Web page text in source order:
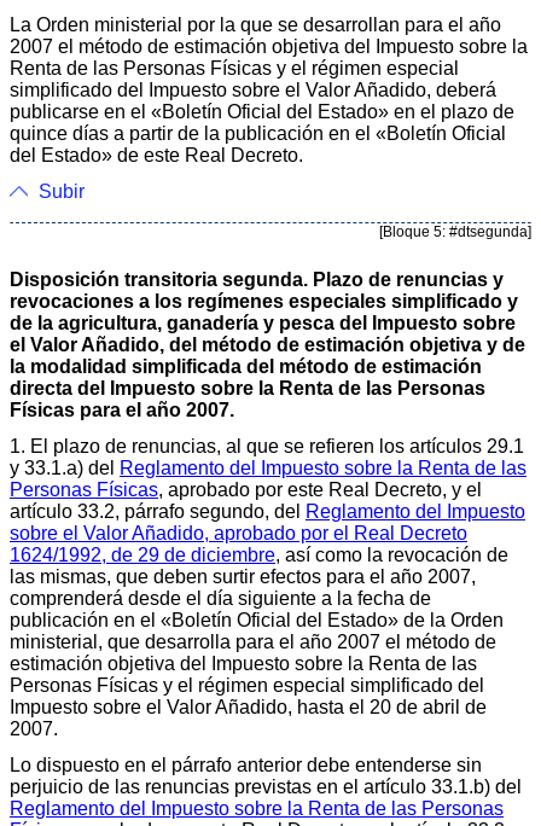
La Orden ministerial por la que se desarrollan para el año
2007 el método de estimación objetiva del Impuesto sobre la
Renta de las Personas Físicas y el régimen especial
simplificado del Impuesto sobre el Valor Añadido, deberá
publicarse en el «Boletín Oficial del Estado» en el plazo de
quince días a partir de la publicación en el «Boletín Oficial
del Estado» de este Real Decreto.
Subir
[Bloque 5: #dtsegunda]
Disposición transitoria segunda. Plazo de renuncias y
revocaciones a los regímenes especiales simplificado y
de la agricultura, ganadería y pesca del Impuesto sobre
el Valor Añadido, del método de estimación objetiva y de
la modalidad simplificada del método de estimación
directa del Impuesto sobre la Renta de las Personas
Físicas para el año 2007.
1. El plazo de renuncias, al que se refieren los artículos 29.1
y 33.1.a) del Reglamento del Impuesto sobre la Renta de las
Personas Físicas, aprobado por este Real Decreto, y el
artículo 33.2, párrafo segundo, del Reglamento del Impuesto
sobre el Valor Añadido, aprobado por el Real Decreto
1624/1992, de 29 de diciembre, así como la revocación de
las mismas, que deben surtir efectos para el año 2007,
comprenderá desde el día siguiente a la fecha de
publicación en el «Boletín Oficial del Estado» de la Orden
ministerial, que desarrolla para el año 2007 el método de
estimación objetiva del Impuesto sobre la Renta de las
Personas Físicas y el régimen especial simplificado del
Impuesto sobre el Valor Añadido, hasta el 20 de abril de
2007.
Lo dispuesto en el párrafo anterior debe entenderse sin
perjuicio de las renuncias previstas en el artículo 33.1.b) del
Reglamento del Impuesto sobre la Renta de las Personas